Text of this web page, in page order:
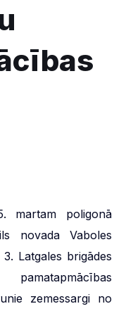
martam poligonā
novada Vaboles
Latgales brigādes
zemessargi no